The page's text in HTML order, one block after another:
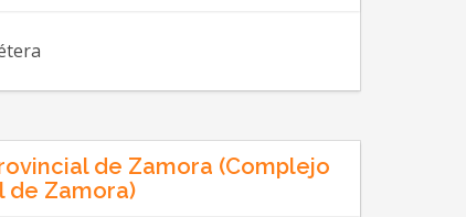
de Zamora (Complejo
de Zamora)